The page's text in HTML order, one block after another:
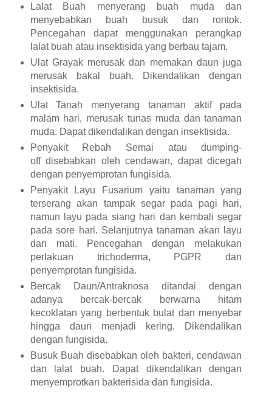
Lalat Buah menyerang buah muda dan
menyebabkan buah busuk dan rontok.
Pencegahan dapat menggunakan perangkap
lalat buah atau insektisida yang berbau tajam.
Ulat Grayak merusak dan memakan daun juga
merusak bakal buah. Dikendalikan dengan
insektisida.
Ulat Tanah menyerang tanaman aktif pada
malam hari, merusak tunas muda dan tanaman
muda. Dapat dikendalikan dengan insektisida.
Penyakit Rebah Semai atau dumping-
off disebabkan oleh cendawan, dapat dicegah
dengan penyemprotan fungisida.
Penyakit Layu Fusarium yaitu tanaman yang
terserang akan tampak segar pada pagi hari,
namun layu pada siang hari dan kembali segar
pada sore hari. Selanjutnya tanaman akan layu
dan mati. Pencegahan dengan melakukan
perlakuan trichoderma, PGPR dan
penyemprotan fungisida.
Bercak Daun/Antraknosa ditandai dengan
adanya bercak-bercak berwarna hitam
kecoklatan yang berbentuk bulat dan menyebar
hingga daun menjadi kering. Dikendalikan
dengan fungisida.
Busuk Buah disebabkan oleh bakteri, cendawan
dan lalat buah. Dapat dikendalikan dengan
menyemprotkan bakterisida dan fungisida.